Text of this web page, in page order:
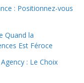
: Positionnez-vous
Quand la
Est Féroce
: Le Choix